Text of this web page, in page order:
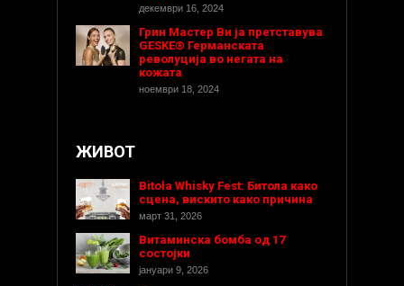
декември 16, 2024
Грин Мастер Ви ја претставува
GESKE® Германската
револуција во негата на
кожата
ноември 18, 2024
ЖИВОТ
Bitola Whisky Fest: Битола како
сцена, вискито како причина
март 31, 2026
Витаминска бомба од 17
состојки
јануари 9, 2026